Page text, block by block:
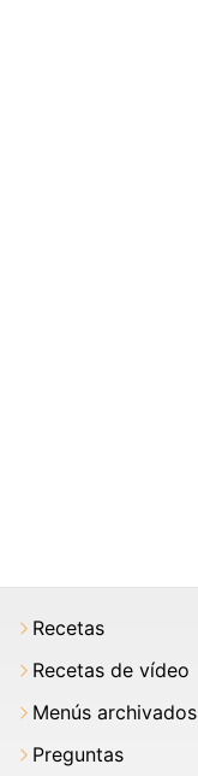
Recetas
Recetas de vídeo
Menús archivados
Preguntas